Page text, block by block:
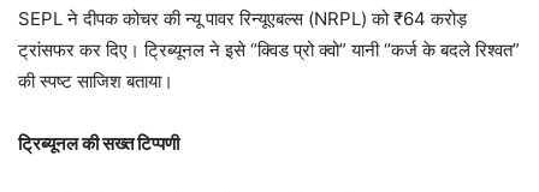
SEPL ने दीपक कोचर की न्यू पावर रिन्यूएबल्स (NRPL) को ₹64 करोड़
ट्रांसफर कर दिए। ट्रिब्यूनल ने इसे “क्विड प्रो क्वो” यानी “कर्ज के बदले रिश्वत”
की स्पष्ट साजिश बताया।
ट्रिब्यूनल की सख्त टिप्पणी